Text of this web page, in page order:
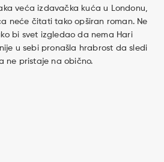
veća izdavačka kuća u Londonu,
neće čitati tako opširan roman. Ne
bi svet izgledao da nema Hari
u sebi pronašla hrabrost da sledi
ne pristaje na obično.